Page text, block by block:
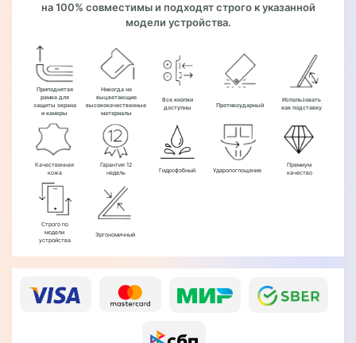
на 100% совместимы и подходят строго к указанной
модели устройства.
Приподнятая
рамка для
защиты экрана
и камеры
Никогда не
выцветающие
высококачественные
материалы
Все кнопки
доступны
Противоударный
Использовать
как подставку
Качественная
кожа
Гарантия 12
недель
Гидрофобный Ударопоглощение
Премиум
качество
Строго по
модели
устройства
Эргономичный